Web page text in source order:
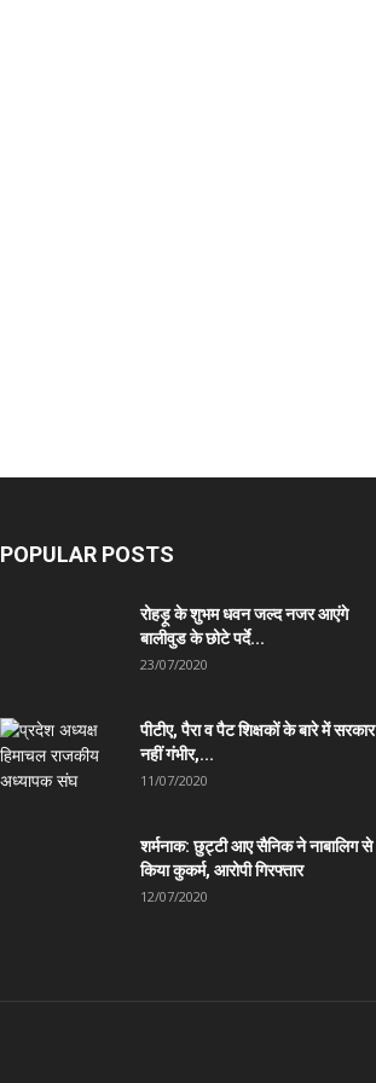
POPULAR POSTS
रोहड़ू के शुभम धवन जल्द नजर आएंगे
बालीवुड के छोटे पर्दे...
23/07/2020
पीटीए, पैरा व पैट शिक्षकों के बारे में सरकार
नहीं गंभीर,...
11/07/2020
शर्मनाक: छुट्टी आए सैनिक ने नाबालिग से
किया कुकर्म, आरोपी गिरफ्तार
12/07/2020